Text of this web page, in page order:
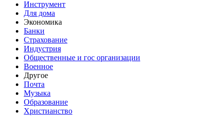
Инструмент
Для дома
Экономика
Банки
Страхование
Индустрия
Общественные и гос организации
Военное
Другое
Почта
Музыка
Образование
Христианство